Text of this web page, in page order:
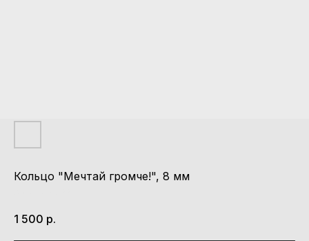
Кольцо "Мечтай громче!", 8 мм
1 500 р.